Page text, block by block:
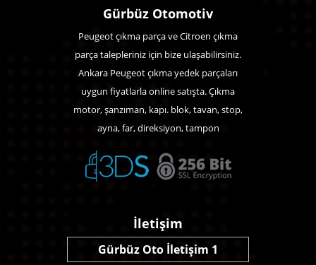
Gürbüz Otomotiv
Peugeot çıkma parça ve Citroen çıkma
parça talepleriniz için bize ulaşabilirsiniz.
Ankara Peugeot çıkma yedek parçaları
uygun fiyatlarla online satışta. Çıkma
motor, şanzıman, kapı. blok, tavan, stop,
ayna, far, direksiyon, tampon
İletişim
Gürbüz Oto İletişim 1